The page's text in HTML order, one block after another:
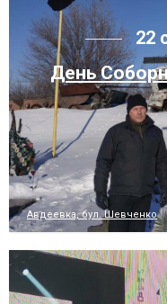
22
День
Авдеевка, бул. Шевченко